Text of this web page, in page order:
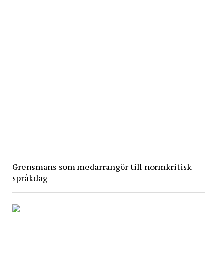
Grensmans som medarrangör till normkritisk
språkdag